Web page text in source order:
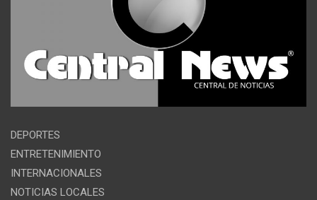
DEPORTES
ENTRETENIMIENTO
INTERNACIONALES
NOTICIAS LOCALES